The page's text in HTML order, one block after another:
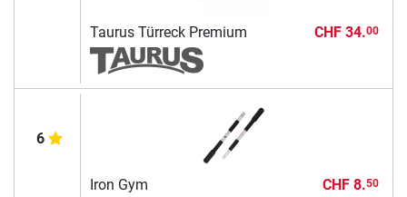
Taurus Türreck Premium CHF 34.00
6
Iron Gym
CHF 8.50